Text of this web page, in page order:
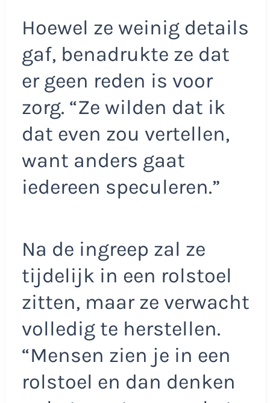
Hoewel ze weinig details
gaf, benadrukte ze dat
er geen reden is voor
zorg. “Ze wilden dat ik
dat even zou vertellen,
want anders gaat
iedereen speculeren.”
Na de ingreep zal ze
tijdelijk in een rolstoel
zitten, maar ze verwacht
volledig te herstellen.
“Mensen zien je in een
rolstoel en dan denken